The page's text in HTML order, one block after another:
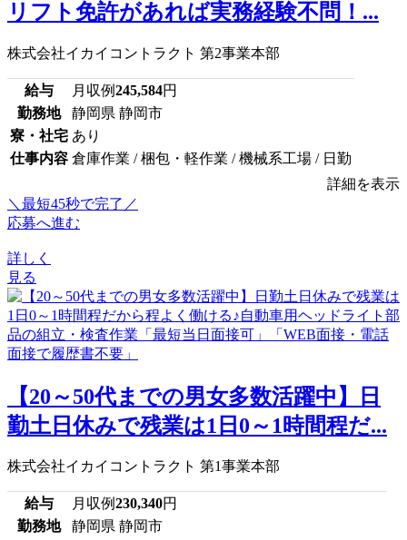
リフト免許があれば実務経験不問！...
株式会社イカイコントラクト 第2事業本部
給与 月収例245,584円
勤務地
静岡県 静岡市
寮・社宅 あり
仕事内容 倉庫作業 / 梱包・軽作業 / 機械系工場 / 日勤
詳細を表示
＼最短45秒で完了／
応募へ進む
詳しく
見る
【20～50代までの男女多数活躍中】日
勤土日休みで残業は1日0～1時間程だ...
株式会社イカイコントラクト 第1事業本部
給与 月収例230,340円
勤務地
静岡県 静岡市